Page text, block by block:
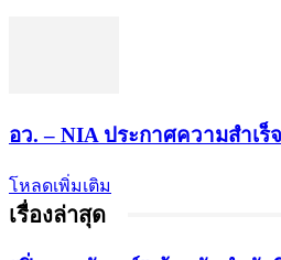
อว. – NIA ประกาศความสำเ
โหลดเพิ่มเติม
เรื่องล่าสุด